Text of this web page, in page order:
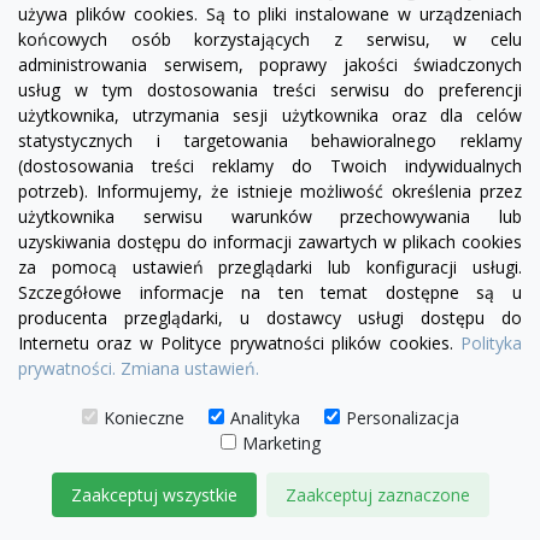
żółty zielony
czerwony
czekoladowy
granatowy
niebieski
różowy
+15
Sofa Chesterfield Uszak Ton Plus z f. spania eko-
skóra 3 os.
6 260,00 zł
DODAJ DO KOSZYKA
używa plików cookies. Są to pliki instalowane w urządzeniach
końcowych osób korzystających z serwisu, w celu
administrowania serwisem, poprawy jakości świadczonych
usług w tym dostosowania treści serwisu do preferencji
użytkownika, utrzymania sesji użytkownika oraz dla celów
statystycznych i targetowania behawioralnego reklamy
(dostosowania treści reklamy do Twoich indywidualnych
potrzeb). Informujemy, że istnieje możliwość określenia przez
użytkownika serwisu warunków przechowywania lub
uzyskiwania dostępu do informacji zawartych w plikach cookies
za pomocą ustawień przeglądarki lub konfiguracji usługi.
Szczegółowe informacje na ten temat dostępne są u
producenta przeglądarki, u dostawcy usługi dostępu do
Internetu oraz w Polityce prywatności plików cookies. Polityka
prywatności. Zmiana ustawień.
Konieczne Analityka
Personalizacja
Marketing
Zaakceptuj wszystkie Zaakceptuj zaznaczone